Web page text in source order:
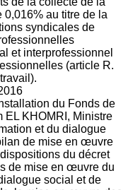
0,016% au titre de la
syndicales de
et interprofessionnel
(article R.
du Fonds de
EL KHOMRI, Ministre
et du dialogue
de mise en œuvre
du décret
de mise en œuvre du
social et de